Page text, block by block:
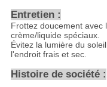
Entretien :
Frottez doucement avec
crème/liquide spéciaux.
Évitez la lumière du
l'endroit frais et sec.
Histoire de société :